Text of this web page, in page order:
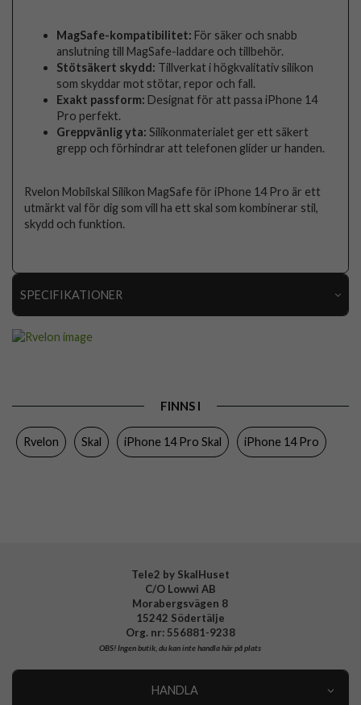
MagSafe-kompatibilitet: För säker och snabb
anslutning till MagSafe-laddare och tillbehör.
Stötsäkert skydd: Tillverkat i högkvalitativ silikon
som skyddar mot stötar, repor och fall.
Exakt passform: Designat för att passa iPhone 14
Pro perfekt.
Greppvänlig yta: Silikonmaterialet ger ett säkert
grepp och förhindrar att telefonen glider ur handen.
Rvelon Mobilskal Silikon MagSafe för iPhone 14 Pro är ett
utmärkt val för dig som vill ha ett skal som kombinerar stil,
skydd och funktion.
SPECIFIKATIONER
Greppvänlig, MagSafe-kompatibel
Färg Brun
FINNS I
Rvelon Skal iPhone 14 Pro Skal iPhone 14 Pro
Tele2 by SkalHuset
C/O Lowwi AB
Morabergsvägen 8
15242 Södertälje
Org. nr: 556881-9238
OBS!Ingen butik, du kan inte handla här på plats
HANDLA